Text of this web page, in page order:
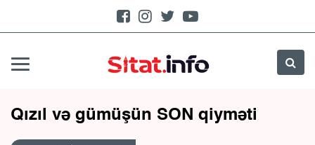
Qızıl və gümüşün SON qiyməti